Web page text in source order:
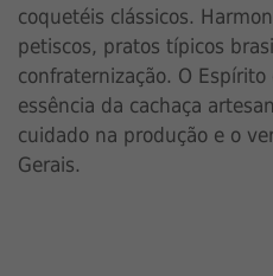
coquetéis clássicos.
petiscos, pratos típicos
confraternização. O
essência da cachaça
cuidado na produção e o
Gerais.